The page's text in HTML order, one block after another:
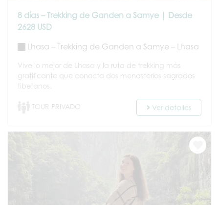
8 días – Trekking de Ganden a Samye | Desde
2628 USD
Lhasa – Trekking de Ganden a Samye – Lhasa
Vive lo mejor de Lhasa y la ruta de trekking más
gratificante que conecta dos monasterios sagrados
tibetanos.
TOUR PRIVADO Ver detalles